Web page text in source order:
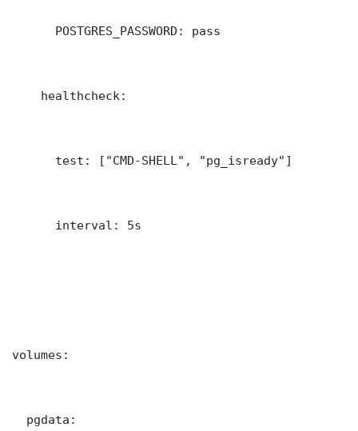
      POSTGRES_PASSWORD: pass
    healthcheck:
      test: ["CMD-SHELL", "pg_isready"]
      interval: 5s
volumes:
  pgdata: